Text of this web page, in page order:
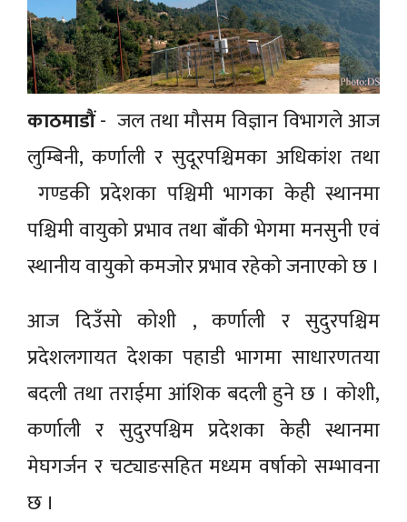
काठमाडौं- जल तथा मौसम विज्ञान विभागले आज
लुम्बिनी, कर्णाली र सुदूरपश्चिमका अधिकांश तथा
गण्डकी प्रदेशका पश्चिमी भागका केही स्थानमा
पश्चिमी वायुको प्रभाव तथा बाँकी भेगमा मनसुनी एवं
स्थानीय वायुको कमजोर प्रभाव रहेको जनाएको छ ।
आज दिउँसो कोशी , कर्णाली र सुदुरपश्चिम
प्रदेशलगायत देशका पहाडी भागमा साधारणतया
बदली तथा तराईमा आंशिक बदली हुने छ । कोशी,
कर्णाली र सुदुरपश्चिम प्रदेशका केही स्थानमा
मेघगर्जन र चट्याङसहित मध्यम वर्षाको सम्भावना
छ ।